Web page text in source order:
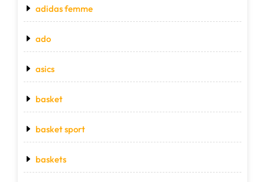
adidas femme
ado
asics
basket
basket sport
baskets